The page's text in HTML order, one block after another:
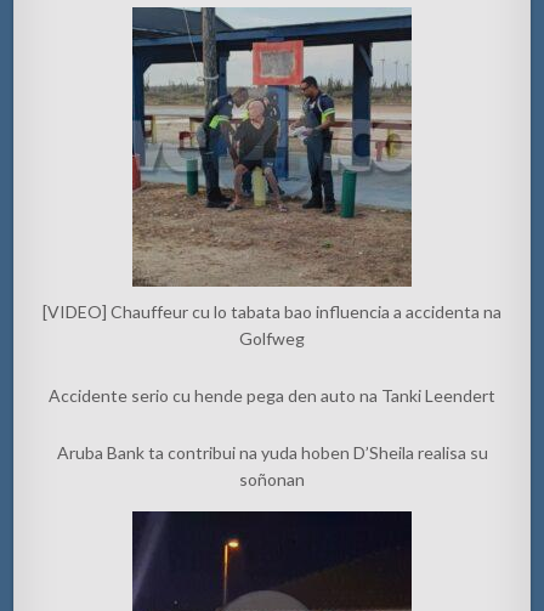
[VIDEO] Chauffeur cu lo tabata bao influencia a accidenta na
Golfweg
Accidente serio cu hende pega den auto na Tanki Leendert
Aruba Bank ta contribui na yuda hoben D’Sheila realisa su
soñonan